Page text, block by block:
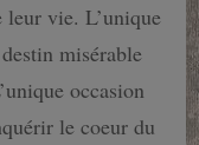
Kiera
Cass
leur vie. L’unique
misérable
occasion
le coeur du